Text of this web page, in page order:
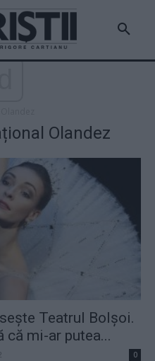
Olandez
Teatrul Bolşoi.
că mi-ar putea...
0